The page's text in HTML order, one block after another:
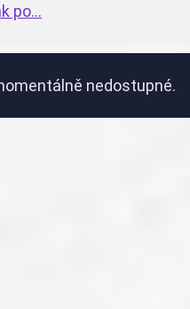
po...
nedostupné.